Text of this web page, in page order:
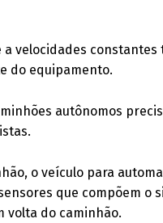
velocidades constantes
do equipamento.
autônomos
o veículo para
que compõem o
volta do caminhão.